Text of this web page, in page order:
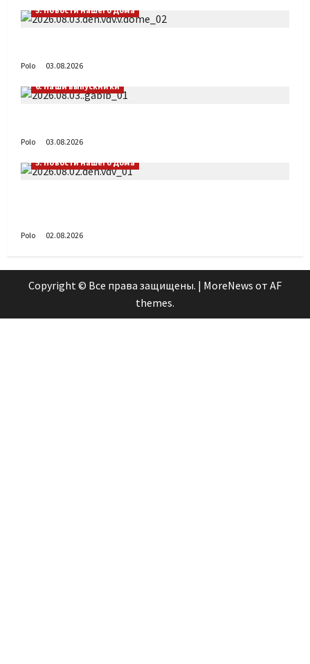
5. Новости нашего Дома
Polo
03.08.2026
6. Наши выпускники
Polo
03.08.2026
5. Новости нашего Дома
Polo 02.08.2026
Copyright © Все права защищены. | MoreNews от AF
themes.